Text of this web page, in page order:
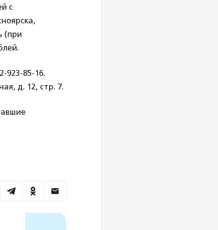
с
(при
923-85-16.
д. 12, стр. 7.